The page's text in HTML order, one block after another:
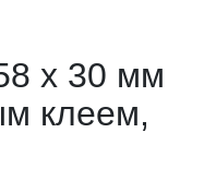
х 30 мм
клеем,